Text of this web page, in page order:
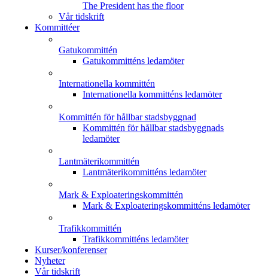
The President has the floor
Vår tidskrift
Kommittéer
Gatukommittén
Gatukommitténs ledamöter
Internationella kommittén
Internationella kommitténs ledamöter
Kommittén för hållbar stadsbyggnad
Kommittén för hållbar stadsbyggnads
ledamöter
Lantmäterikommittén
Lantmäterikommitténs ledamöter
Mark & Exploateringskommittén
Mark & Exploateringskommitténs ledamöter
Trafikkommittén
Trafikkommitténs ledamöter
Kurser/konferenser
Nyheter
Vår tidskrift